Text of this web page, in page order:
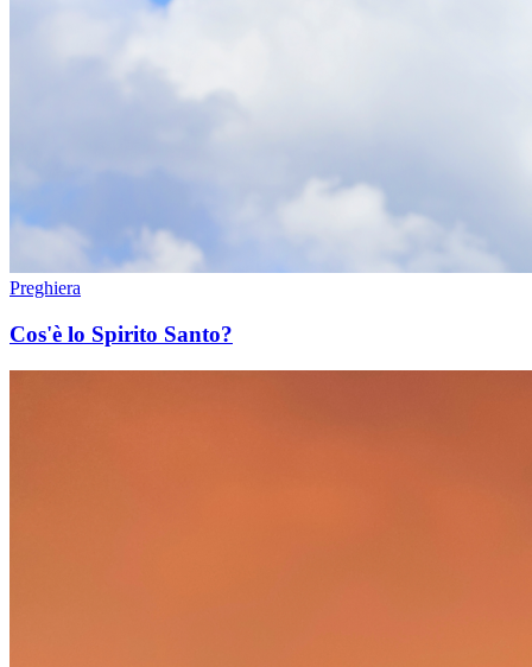
Preghiera
Cos'è lo Spirito Santo?